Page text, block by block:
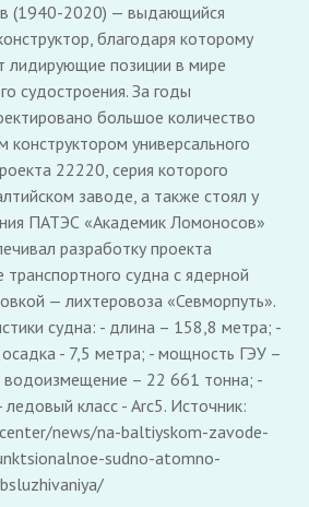
(1940-2020) — выдающийся
благодаря которому
лидирующие позиции в мире
судостроения. За годы
большое количество
универсального
22220, серия которого
заводе, а также стоял у
ПАТЭС «Академик Ломоносов»
разработку проекта
судна с ядерной
— лихтеровоза «Севморпуть».
судна: - длина – 158,8 метра; -
- 7,5 метра; - мощность ГЭУ –
– 22 661 тонна; -
класс - Arc5. Источник:
news/na-baltiyskom-zavode-
sudno-atomno-